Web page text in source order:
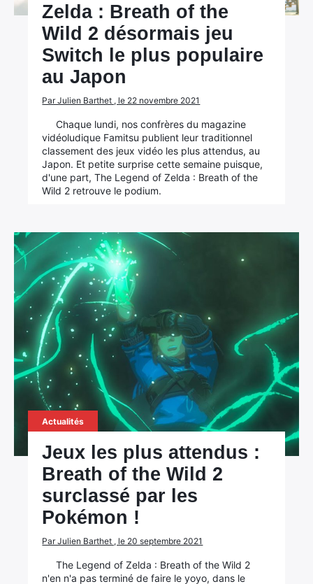
Zelda : Breath of the
Wild 2 désormais jeu
Switch le plus populaire
au Japon
Par Julien Barthet , le 22 novembre 2021
Chaque lundi, nos confrères du magazine
vidéoludique Famitsu publient leur traditionnel
classement des jeux vidéo les plus attendus, au
Japon. Et petite surprise cette semaine puisque,
d'une part, The Legend of Zelda : Breath of the
Wild 2 retrouve le podium.
Actualités
Jeux les plus attendus :
Breath of the Wild 2
surclassé par les
Pokémon !
Par Julien Barthet , le 20 septembre 2021
The Legend of Zelda : Breath of the Wild 2
n'en n'a pas terminé de faire le yoyo, dans le